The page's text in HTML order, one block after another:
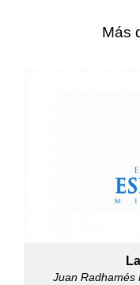
Más
Juan Radhamés